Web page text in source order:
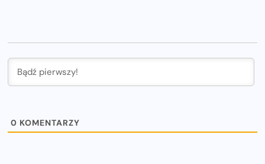
0 KOMENTARZY